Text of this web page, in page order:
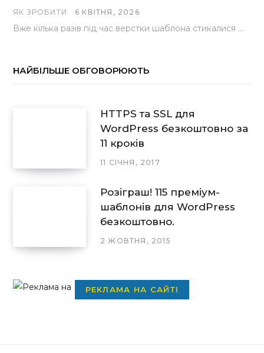
ЯК ЗРОБИТИ 6 КВІТНЯ, 2026
Вже кілька разів під час верстки шаблона стикалися з проблемою, коли замість контактної форми, згенерованої…
НАЙБІЛЬШЕ ОБГОВОРЮЮТЬ
HTTPS та SSL для
WordPress безкоштовно за
11 кроків
11 СІЧНЯ, 2017
Розіграш! 115 преміум-
шаблонів для WordPress
безкоштовно.
2 ЖОВТНЯ, 2015
РЕКЛАМА НА САЙТІ